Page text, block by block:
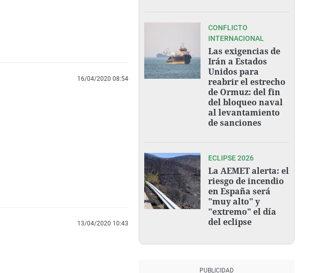
16/04/2020 08:54
13/04/2020 10:43
CONFLICTO
INTERNACIONAL
Las exigencias de
Irán a Estados
Unidos para
reabrir el estrecho
de Ormuz: del fin
del bloqueo naval
al levantamiento
de sanciones
ECLIPSE 2026
La AEMET alerta: el
riesgo de incendio
en España será
"muy alto" y
"extremo" el día
del eclipse